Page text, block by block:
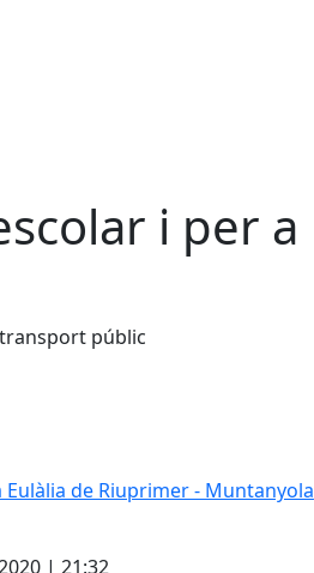
i per a
públic
Eulàlia de Riuprimer - Muntanyola
| 21:32